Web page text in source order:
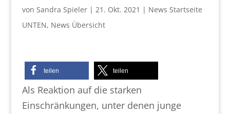
von Sandra Spieler| 21. Okt. 2021 | News Startseite
UNTEN, News Übersicht
teilen teilen
Als Reaktion auf die starken
Einschränkungen, unter denen junge